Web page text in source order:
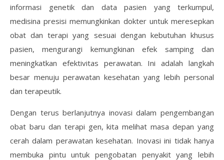
informasi genetik dan data pasien yang terkumpul,
medisina presisi memungkinkan dokter untuk meresepkan
obat dan terapi yang sesuai dengan kebutuhan khusus
pasien, mengurangi kemungkinan efek samping dan
meningkatkan efektivitas perawatan. Ini adalah langkah
besar menuju perawatan kesehatan yang lebih personal
dan terapeutik.
Dengan terus berlanjutnya inovasi dalam pengembangan
obat baru dan terapi gen, kita melihat masa depan yang
cerah dalam perawatan kesehatan. Inovasi ini tidak hanya
membuka pintu untuk pengobatan penyakit yang lebih